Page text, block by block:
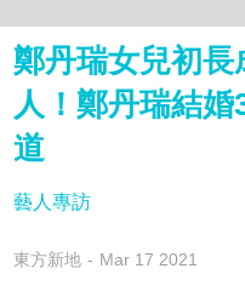
鄭丹瑞女兒初
人！鄭丹瑞結
道
藝人專訪
東方新地 Mar 17 2021